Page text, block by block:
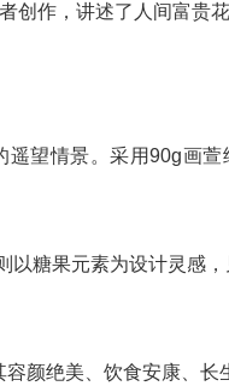
作，讲述了人间富贵
望情景。采用90g画
糖果元素为设计灵感，
颜绝美、饮食安康、长